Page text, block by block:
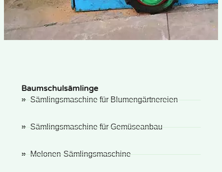
Baumschulsämlinge
Sämlingsmaschine für Blumengärtnereien
Sämlingsmaschine für Gemüseanbau
Melonen-Sämlingsmaschine